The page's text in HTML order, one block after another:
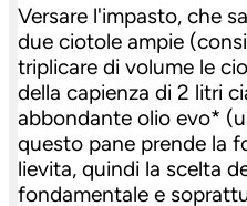
Versare l'impasto, che
due ciotole ampie
triplicare di volume le
della capienza di 2 litri
abbondante olio evo*
questo pane prende la
lievita, quindi la scelta
fondamentale e